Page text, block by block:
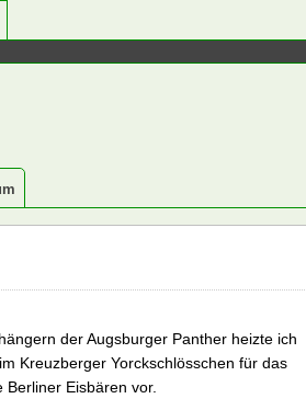
der Augsburger Panther heizte ich
Kreuzberger Yorckschlösschen für das
Berliner Eisbären vor.